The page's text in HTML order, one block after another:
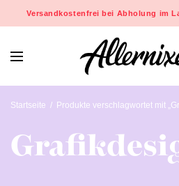
Versandkostenfrei bei Abholung im
Startseite / Produkte verschlagwortet mit